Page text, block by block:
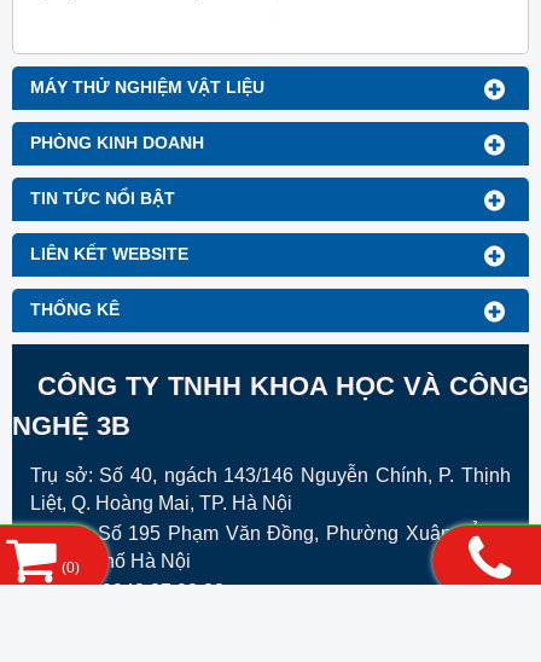
MÁY THỬ NGHIỆM VẬT LIỆU
PHÒNG KINH DOANH
TIN TỨC NỔI BẬT
LIÊN KẾT WEBSITE
THỐNG KÊ
CÔNG TY TNHH KHOA HỌC VÀ CÔNG
NGHỆ 3B
Trụ sở: Số 40, ngách 143/146 Nguyễn Chính, P. Thịnh
Liệt, Q. Hoàng Mai, TP. Hà Nội
VPGD:Số 195 Phạm Văn Đồng, Phường Xuân ĐỈnh ,
Thành Phố Hà Nội
Hotline: 0948.27.99.88
(0)